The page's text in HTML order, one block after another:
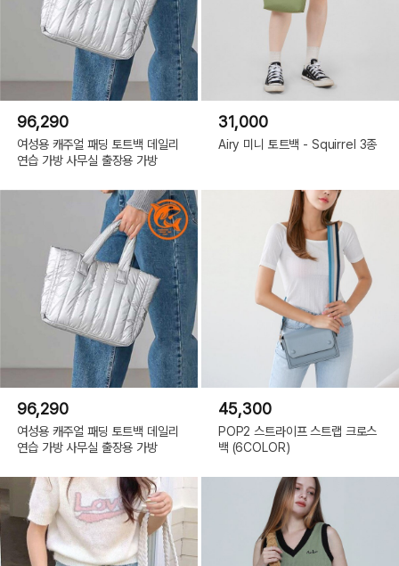
96,290
여성용 캐주얼 패딩 토트백 데일리
연습 가방 사무실 출장용 가방
31,000
Airy 미니 토트백 - Squirrel 3종
96,290
여성용 캐주얼 패딩 토트백 데일리
연습 가방 사무실 출장용 가방
45,300
POP2 스트라이프 스트랩 크로스
백 (6COLOR)